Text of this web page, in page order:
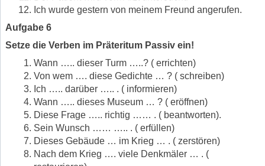
Ich wurde gestern von meinem Freund angerufen.
Aufgabe 6
Setze die Verben im Präteritum Passiv ein!
Wann ….. dieser Turm …..? ( errichten)
Von wem …. diese Gedichte … ? ( schreiben)
Ich ….. darüber ….. . ( informieren)
Wann ….. dieses Museum … ? ( eröffnen)
Diese Frage ….. richtig …… . ( beantworten).
Sein Wunsch …… ….. . ( erfüllen)
Dieses Gebäude … im Krieg … . ( zerstören)
Nach dem Krieg …. viele Denkmäler … . (